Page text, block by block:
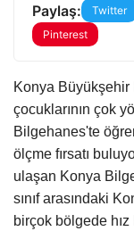
Paylaş: Twitter
Pinterest
Konya
çocuklarının çok
Bilgehanes'te
ölçme fırsatı
ulaşan Konya
sınıf arasındaki
birçok bölgede